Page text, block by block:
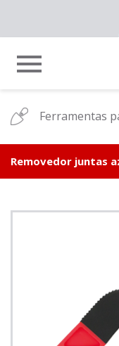
Ferramentas
Removedor juntas